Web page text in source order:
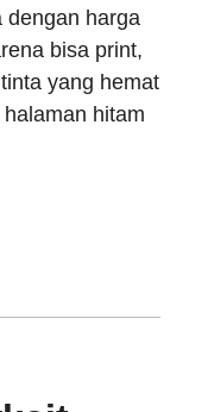
dengan harga
bisa print,
yang hemat
hitam